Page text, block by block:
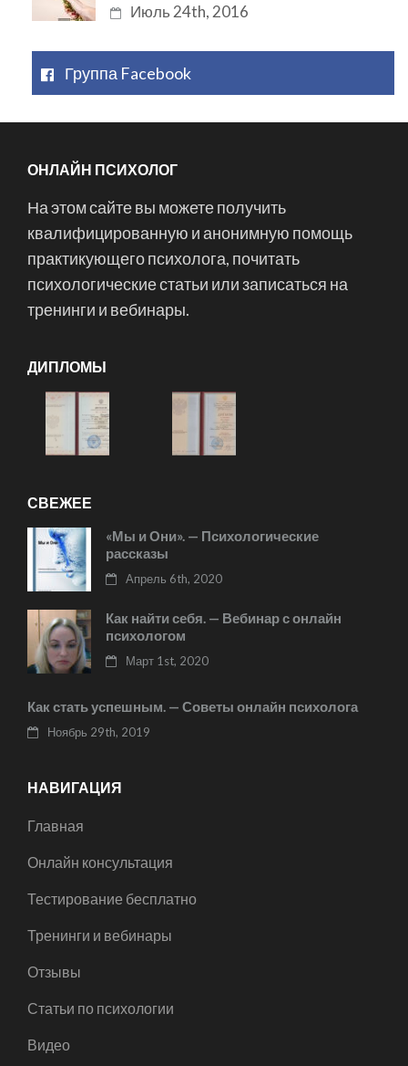
Июль 24th, 2016
Группа Facebook
ОНЛАЙН ПСИХОЛОГ
На этом сайте вы можете получить
квалифицированную и анонимную помощь
практикующего психолога, почитать
психологические статьи или записаться на
тренинги и вебинары.
ДИПЛОМЫ
СВЕЖЕЕ
«Мы и Они». — Психологические
рассказы
Апрель 6th, 2020
Как найти себя. — Вебинар с онлайн
психологом
Март 1st, 2020
Как стать успешным. — Советы онлайн психолога
Ноябрь 29th, 2019
НАВИГАЦИЯ
Главная
Онлайн консультация
Тестирование бесплатно
Тренинги и вебинары
Отзывы
Статьи по психологии
Видео